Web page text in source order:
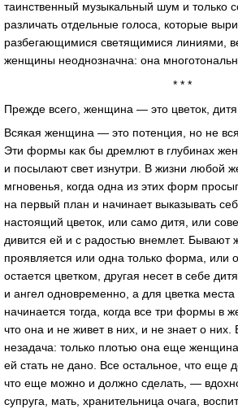
таинственный музыкальный шум и только
различать отдельные голоса, которые
разбегающимися светящимися линиями,
женщины неоднозначна: она
* * *
Прежде всего, женщина — это цветок, дитя
Всякая женщина — это потенция, но не
Эти формы как бы дремлют в глубинах
и посылают свет изнутри. В жизни любой
мгновенья, когда одна из этих форм
на первый план и начинает выказывать
настоящий цветок, или само дитя, или
дивится ей и с радостью внемлет. Бывают
проявляется или одна только форма, или
остается цветком, другая несет в себе
и ангел одновременно, а для цветка
начинается тогда, когда все три формы в
что она и не живет в них, и не знает о них.
незадача: только плотью она еще
ей стать не дано. Все остальное, что еще
что еще можно и должно сделать, —
супруга, мать, хранительница очага,